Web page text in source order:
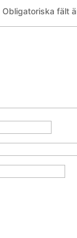
Obligatoriska fält